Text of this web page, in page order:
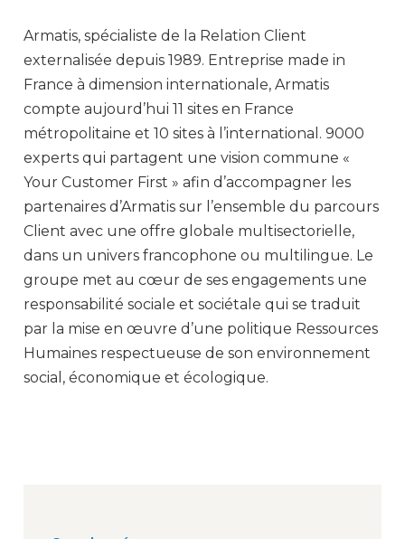
Armatis, spécialiste de la Relation Client
externalisée depuis 1989. Entreprise made in
France à dimension internationale, Armatis
compte aujourd’hui 11 sites en France
métropolitaine et 10 sites à l’international. 9000
experts qui partagent une vision commune «
Your Customer First » afin d’accompagner les
partenaires d’Armatis sur l’ensemble du parcours
Client avec une offre globale multisectorielle,
dans un univers francophone ou multilingue. Le
groupe met au cœur de ses engagements une
responsabilité sociale et sociétale qui se traduit
par la mise en œuvre d’une politique Ressources
Humaines respectueuse de son environnement
social, économique et écologique.